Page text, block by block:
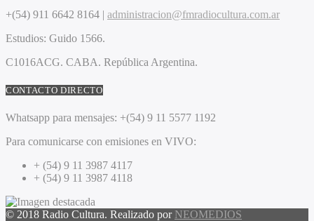
+(54) 911 6642 8164 | administracion@fmradiocultura.com.ar
Estudios: Guido 1566.
C1016ACG. CABA. República Argentina.
CONTACTO DIRECTO
Whatsapp para mensajes: +(54) 9 11 5577 1192
Para comunicarse con emisiones en VIVO:
+ (54) 9 11 3987 4117
+ (54) 9 11 3987 4118
© 2018 Radio Cultura. Realizado por NEOMEDIOS